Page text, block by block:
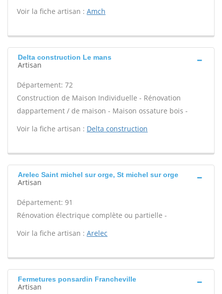
Voir la fiche artisan : Amch
Delta construction Le mans
Artisan
Département: 72
Construction de Maison Individuelle - Rénovation
dappartement / de maison - Maison ossature bois -
Voir la fiche artisan : Delta construction
Arelec Saint michel sur orge, St michel sur orge
Artisan
Département: 91
Rénovation électrique complète ou partielle -
Voir la fiche artisan : Arelec
Fermetures ponsardin Francheville
Artisan